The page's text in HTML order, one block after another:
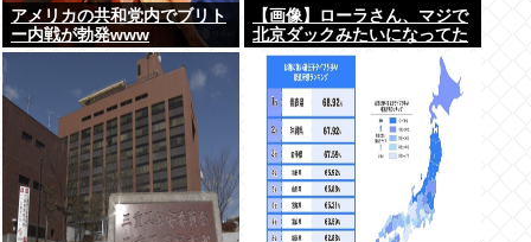
アメリカの共和党内でブリト
ー内戦が勃発www
【画像】ローラさん、マジで
北京ダックみたいになってた